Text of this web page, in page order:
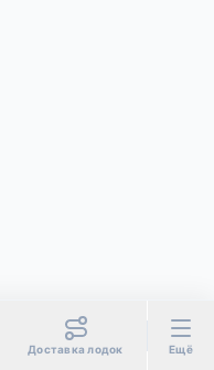
Доставка лодок Ещё